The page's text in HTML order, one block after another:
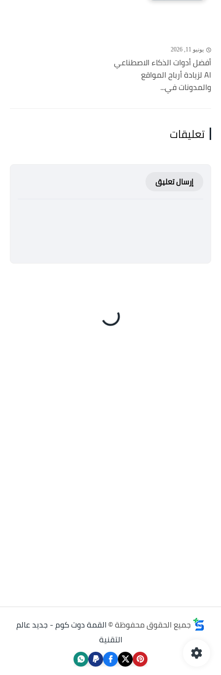
يونيو 11, 2026
أفضل أدوات الذكاء الاصطناعي
AI لزيادة أرباح المواقع
والمدونات في...
تعليقات
إرسال تعليق
جميع الحقوق محفوظة ©القمة دوت كوم - جديد عالم
التقنية